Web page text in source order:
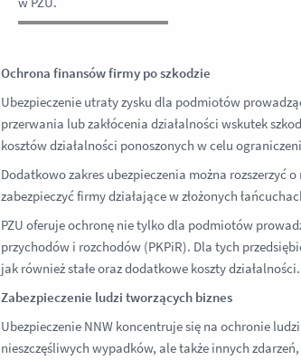
Ochrona finansów firmy po szkodzie
Ubezpieczenie utraty zysku dla podmiotów
przerwania lub zakłócenia działalności wskutek
kosztów działalności ponoszonych w celu
Dodatkowo zakres ubezpieczenia można
zabezpieczyć firmy działające w złożonych
PZU oferuje ochronę nie tylko dla podmiotów
przychodów i rozchodów (PKPiR). Dla tych
jak również stałe oraz dodatkowe koszty działalności.
Zabezpieczenie ludzi tworzących biznes
Ubezpieczenie NNW koncentruje się na ochronie
nieszczęśliwych wypadków, ale także innych